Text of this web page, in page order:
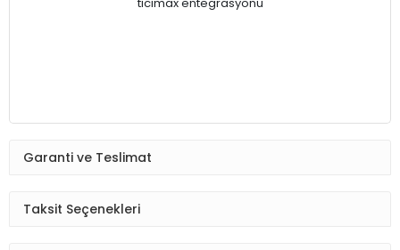
Garanti ve Teslimat
Taksit Seçenekleri